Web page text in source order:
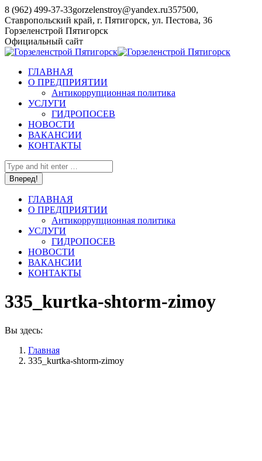
Перейти
к
содержанию
8 (962) 499-37-33gorzelenstroy@yandex.ru357500,
Ставропольский край, г. Пятигорск, ул. Пестова, 36
YouTube
page
opens
new
window
Горзеленстрой Пятигорск
Официальный сайт
ГЛАВНАЯ
О ПРЕДПРИЯТИИ
Антикоррупционная политика
УСЛУГИ
ГИДРОПОСЕВ
НОВОСТИ
ВАКАНСИИ
КОНТАКТЫ
Поиск:
ГЛАВНАЯ
О ПРЕДПРИЯТИИ
Антикоррупционная политика
УСЛУГИ
ГИДРОПОСЕВ
НОВОСТИ
ВАКАНСИИ
КОНТАКТЫ
335_kurtka-shtorm-zimoy
Вы здесь:
Главная
335_kurtka-shtorm-zimoy